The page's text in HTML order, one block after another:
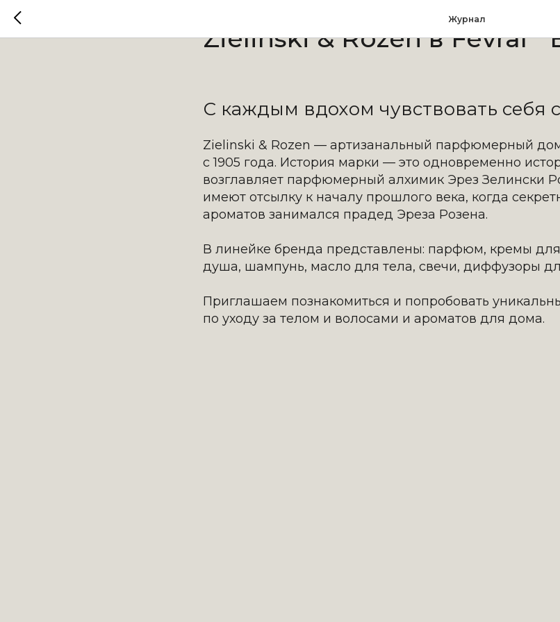
Журнал
Zielinski & Rozen в Fevral`
С каждым вдохом чувствовать себя
Zielinski & Rozen — артизанальный парфюмерный
с 1905 года. История марки — это одновременно
возглавляет парфюмерный алхимик Эрез Зелински
имеют отсылку к началу прошлого века, когда
ароматов занимался прадед Эреза Розена.
В линейке бренда представлены: парфюм, кремы
душа, шампунь, масло для тела, свечи, диффузоры
Приглашаем познакомиться и попробовать
по уходу за телом и волосами и ароматов для дома.